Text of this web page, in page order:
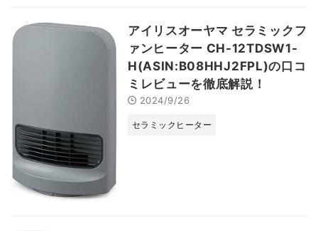
アイリスオーヤマ セラミックフ
ァンヒーター CH-12TDSW1-
H(ASIN:B08HHJ2FPL)の口コ
ミレビューを徹底解説！
2024/9/26
セラミックヒーター